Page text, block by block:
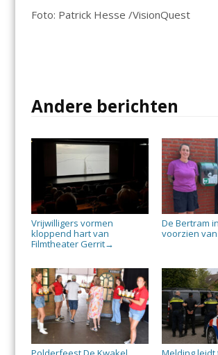
Foto: Patrick Hesse /VisionQuest
Andere berichten
Vrijwilligers vormen
kloppend hart van
Filmtheater Gerrit→
De Bertram
voorzien van